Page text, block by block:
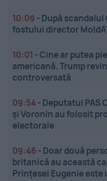
10:09 - După scandalul
fostului director
10:01 -Cine ar putea
americană. Trump
controversată
09:54- Deputatul PAS
și Voronin au folosit
electorale
09:46 - Doar două
britanică au această
Prințesei Eugenie este